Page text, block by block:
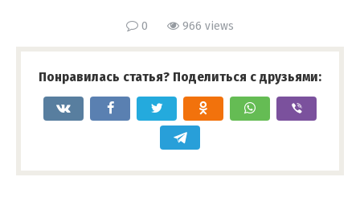
0 966 views
Понравилась статья? Поделиться с друзьями: